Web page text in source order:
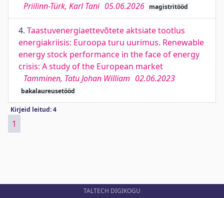
Priilinn-Türk, Karl Tani 05.06.2026 magistritööd
4. Taastuvenergiaettevõtete aktsiate tootlus
energiakriisis: Euroopa turu uurimus. Renewable
energy stock performance in the face of energy
crisis: A study of the European market
Tamminen, Tatu Johan William 02.06.2023
bakalaureusetööd
Kirjeid leitud: 4
1
TALTECH DIGIKOGU